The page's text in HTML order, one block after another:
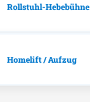
Rollstuhl-Hebebühne
Homelift / Aufzug